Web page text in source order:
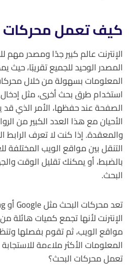
كيف تعمل محركات
الإنترنت عالم كبير جدًا ومصدر مهم
المصدر الوحيد للجميع تقريبًا، حيث
المعلومات بسهولة من خلال
استخدام طرق بحث أخرى، مثل
الصفحة عند حفظها، الأمر الذي
الأحيان مع هذا العدد الكبير من
والمعقدة. إذا كنت لا تعرف الرابط
التنقل بين مواقع الويب المختلفة
بالضبط، أو يمكنك تقليل الوقت
البحث.
الإنترنت لأنها تجمع كميات هائلة
مواقع الويب، ثم تقوم بفصلها
المعلومات الأكثر ملاءمة
تعمل محركات البحث؟